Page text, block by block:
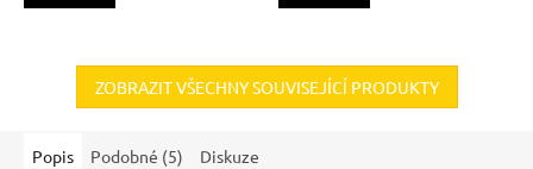
ZOBRAZIT VŠECHNY SOUVISEJÍCÍ PRODUKTY
Popis Podobné (5) Diskuze